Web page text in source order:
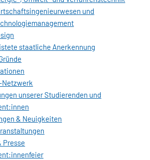
und
staatliche Anerkennung
Netzwerk
unserer Studierenden und
& Neuigkeiten
Presse